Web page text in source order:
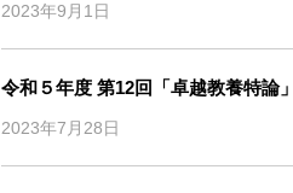
2023年9月1日
令和５年度 第12回「卓越教養特論
2023年7月28日